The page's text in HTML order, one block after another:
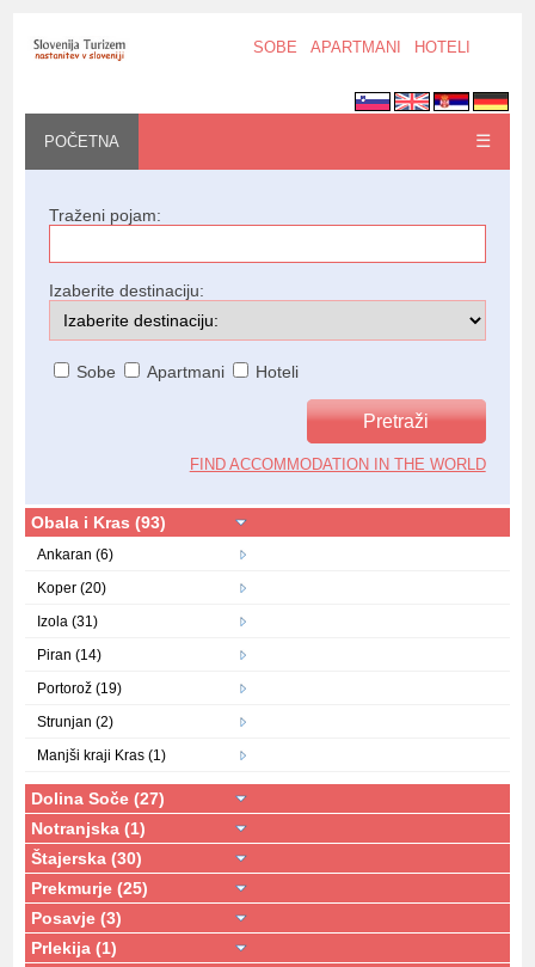
SOBE APARTMANI HOTELI
POČETNA ☰
Traženi pojam:
Izaberite destinaciju:
Sobe Apartmani Hoteli
FIND ACCOMMODATION IN THE WORLD
Obala i Kras (93)
Ankaran (6)
Koper (20)
Izola (31)
Piran (14)
Portorož (19)
Strunjan (2)
Manjši kraji Kras (1)
Dolina Soče (27)
Notranjska (1)
Štajerska (30)
Prekmurje (25)
Posavje (3)
Prlekija (1)